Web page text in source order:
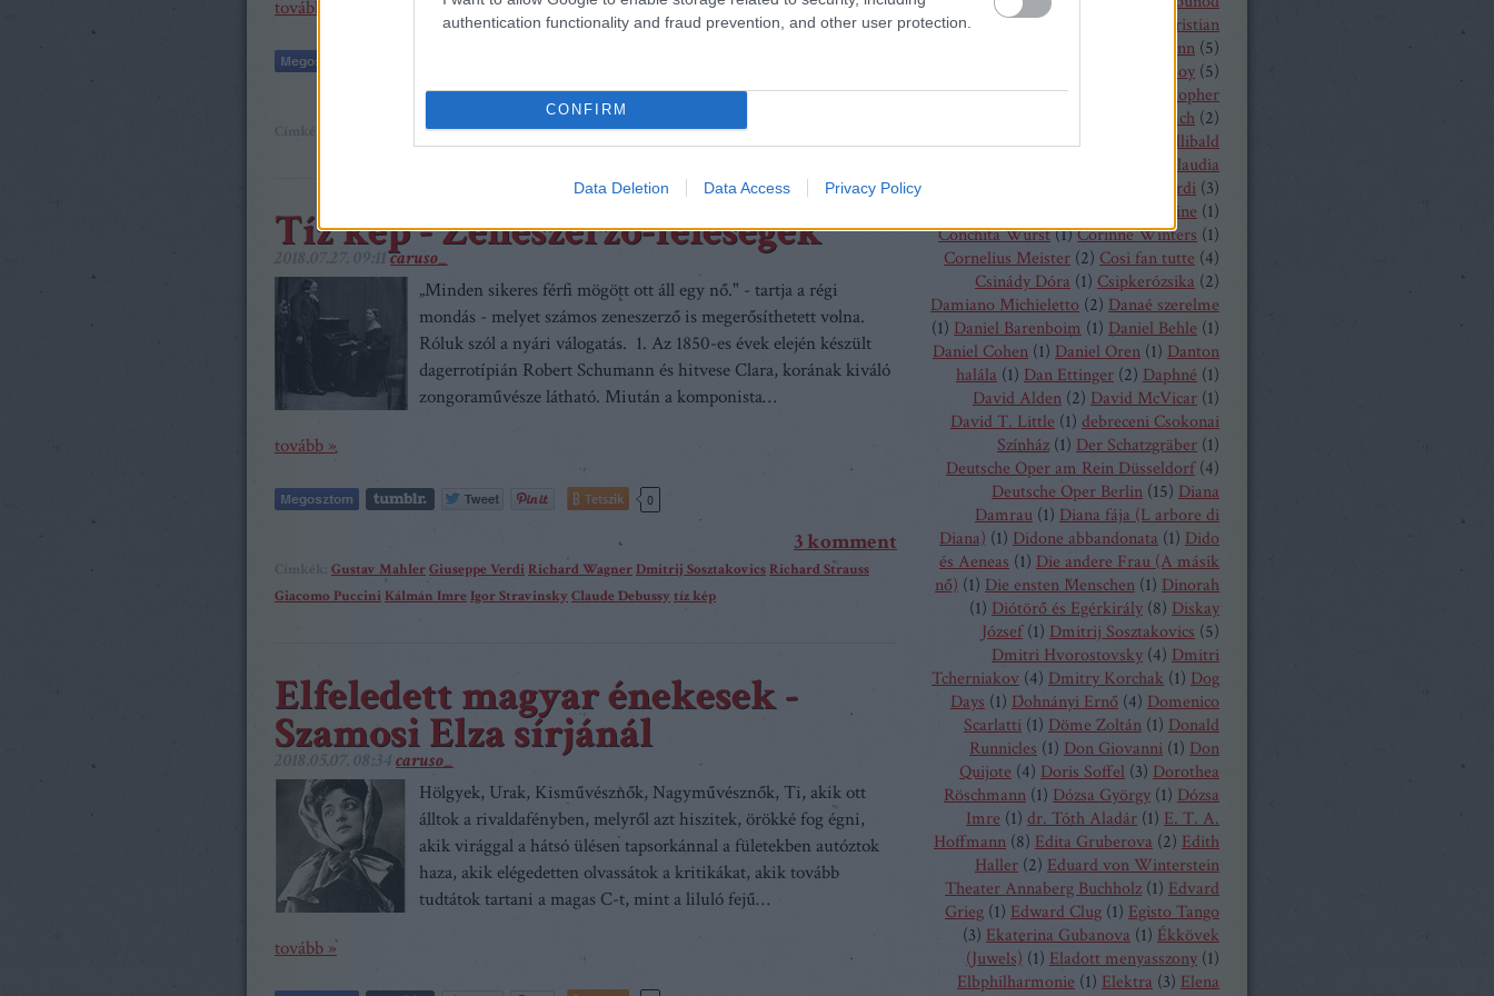
authentication functionality and fraud prevention, and other user protection.
CONFIRM
Data Deletion Data Access Privacy Policy
tovább »
operaházi kronológiaGiacomo PucciniA Nyugat lánya
Tíz kép - Zeneszerző-feleségek
2018.07.27. 09:11caruso_
„Minden sikeres férfi mögött ott áll egy nő." - tartja a régi
mondás - melyet számos zeneszerző is megerősíthetett volna.
Róluk szól a nyári válogatás. 1. Az 1850-es évek elején készült
dagerrotípián Robert Schumann és hitvese Clara, korának kiváló
zongoraművésze látható. Miután a komponista…
tovább »
Tetszik 0
3komment
Gustav MahlerGiuseppe Verdi Richard Wagner Dmitrij Sosztakovics Richard Strauss
Giacomo Puccini Kálmán Imre Igor StravinskyClaude Debussy tíz kép
Elfeledett magyar énekesek -
Szamosi Elza sírjánál
caruso_
Hölgyek, Urak, Kisművésznők, Nagyművésznők, Ti, akik ott
álltok a rivaldafényben, melyről azt hiszitek, örökké fog égni,
akik virággal a hátsó ülésen tapsorkánnal a fületekben autóztok
haza, akik elégedetten olvassátok a kritikákat, akik tovább
tudtátok tartani a magas C-t, mint a liluló fejű…
tovább »
(4 Chrisopher Maltman
Christian
Christian Thielemann (5)
Christof Loy (5)
Christopher Maltman
Christopher
Christoph Eschenbach (2)
Christoph Pohl(4)Christoph Willibald
Claudia
Claudio Monteverdi (3)
Clémentine Margaine (1)
Conchita Wurst(1)Corinne Winters (1)
Cornelius Meister (2) Cosi fan tutte (4)
Csinády Dóra (1) Csipkerózsika (2)
Damiano Michieletto (2) Danaé szerelme
(1) Daniel Barenboim (1) Daniel Behle (1)
Daniel Cohen (1) Daniel Oren (1) Danton
halála (1) Dan Ettinger (2) Daphné (1)
David Alden (2) David McVicar (1)
David T. Little (1) debreceni Csokonai
Színház (1) Der Schatzgräber (1)
Deutsche Oper am Rein Düsseldorf (4)
Deutsche Oper Berlin (15) Diana
Damrau (1) Diana fája (L arbore di
Diana) (1) Didone abbandonata (1) Dido
és Aeneas (1) Die andere Frau (A másik
nő) (1) Die ensten Menschen (1) Dinorah
(1) Diótörő és Egérkirály (8) Diskay
József (1) Dmitrij Sosztakovics (5)
Dmitri Hvorostovsky (4) Dmitri
Tcherniakov (4) Dmitry Korchak (1) Dog
Days (1) Dohnányi Ernő (4) Domenico
Scarlatti (1) Döme Zoltán (1) Donald
Runnicles (1) Don Giovanni (1) Don
Quijote (4) Doris Soffel (3) Dorothea
Röschmann (1) Dózsa György (1) Dózsa
Imre (1) dr. Tóth Aladár (1) E. T. A.
Hoffmann (8) Edita Gruberova (2) Edith
Haller (2) Eduard von Winterstein
Theater Annaberg Buchholz (1) Edvard
Grieg (1) Edward Clug (1) Egisto Tango
(3) Ekaterina Gubanova (1) Ékkövek
(Juwels) (1) Eladott menyasszony (1)
Elbphilharmonie (1) Elektra (3) Elena